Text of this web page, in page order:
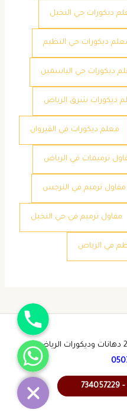
ديكورات حي النخيل
ديكورات حي النظيم
ديكورات حي الياسمين
ديكورات شرق الرياض
معلم ديكورات في القيروان
ترميمات في الرياض
مقاول ترميم في النرجس
مقاول ترميم في حي النخيل
في الرياض
جوال
واتساب